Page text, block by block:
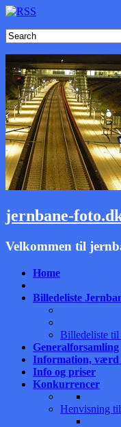
jernbane-
Velkommen til
Home
Billedeliste
Billedeliste
Generalforsamling
Information, værd
Info og priser
Konkurrencer
Henvisning